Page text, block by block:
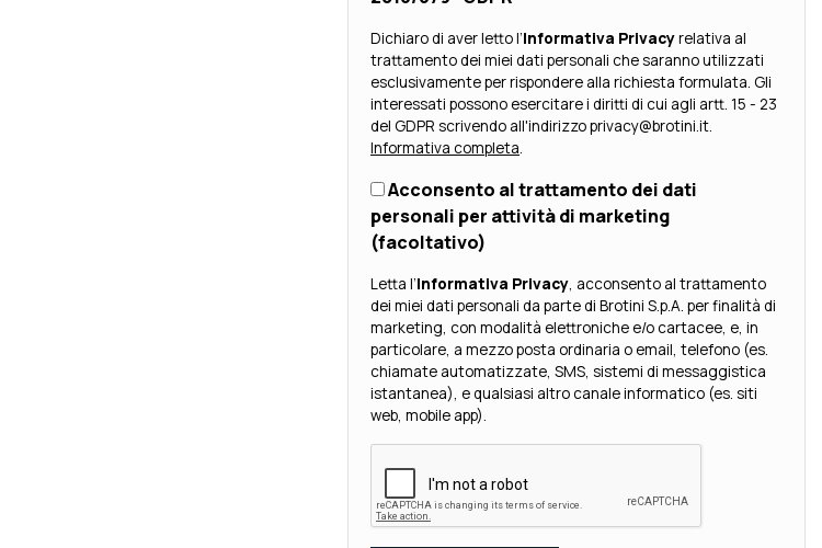
Dichiaro di aver letto l’Informativa Privacyrelativa al
trattamento dei miei dati personali che saranno utilizzati
esclusivamente per rispondere alla richiesta formulata. Gli
interessati possono esercitare i diritti di cui agli artt. 15 - 23
del GDPR scrivendo all'indirizzo privacy@brotini.it.
Informativa completa.
Acconsento al trattamento dei dati
personali per attività di marketing
(facoltativo)
Letta l’Informativa Privacy, acconsento al trattamento
dei miei dati personali da parte di Brotini S.p.A. per finalità di
marketing, con modalità elettroniche e/o cartacee, e, in
particolare, a mezzo posta ordinaria o email, telefono (es.
chiamate automatizzate, SMS, sistemi di messaggistica
istantanea), e qualsiasi altro canale informatico (es. siti
web, mobile app).